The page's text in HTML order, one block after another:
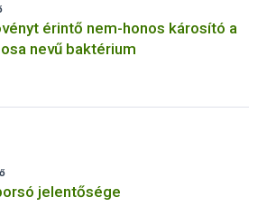
érintő nem-honos károsító a
nevű baktérium
jelentősége